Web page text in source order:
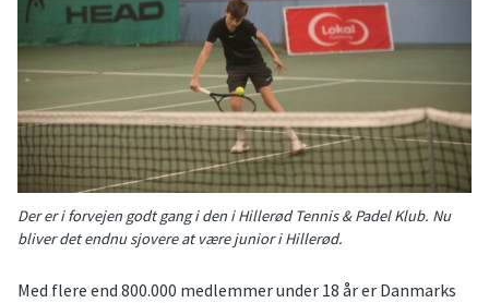
Der er i forvejen godt gang i den i Hillerød Tennis & Padel Klub. Nu
bliver det endnu sjovere at være junior i Hillerød.
Med flere end 800.000 medlemmer under 18 år er Danmarks